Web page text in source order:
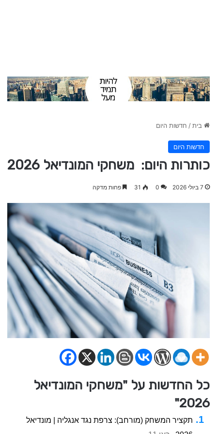
בית/ חדשות היום
חדשות היום
כותרות היום: משחקי המונדיאל 2026
7 ביולי 2026 0
31 פחות מדקה
כל החדשות על "משחקי המונדיאל
2026"
תקציר המשחק (מורחב): צרפת נגד אנגליה | מונדיאל